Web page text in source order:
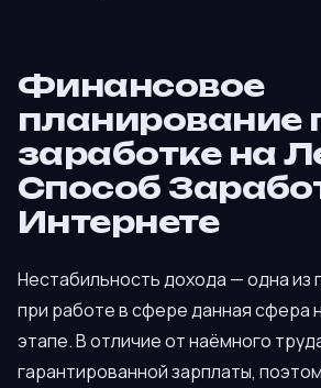
Финансовое
планирование
заработке на
Способ
Интернете
Нестабильность дохода — одна из
при работе в сфере данная сфера
этапе. В отличие от наёмного
гарантированной зарплаты,